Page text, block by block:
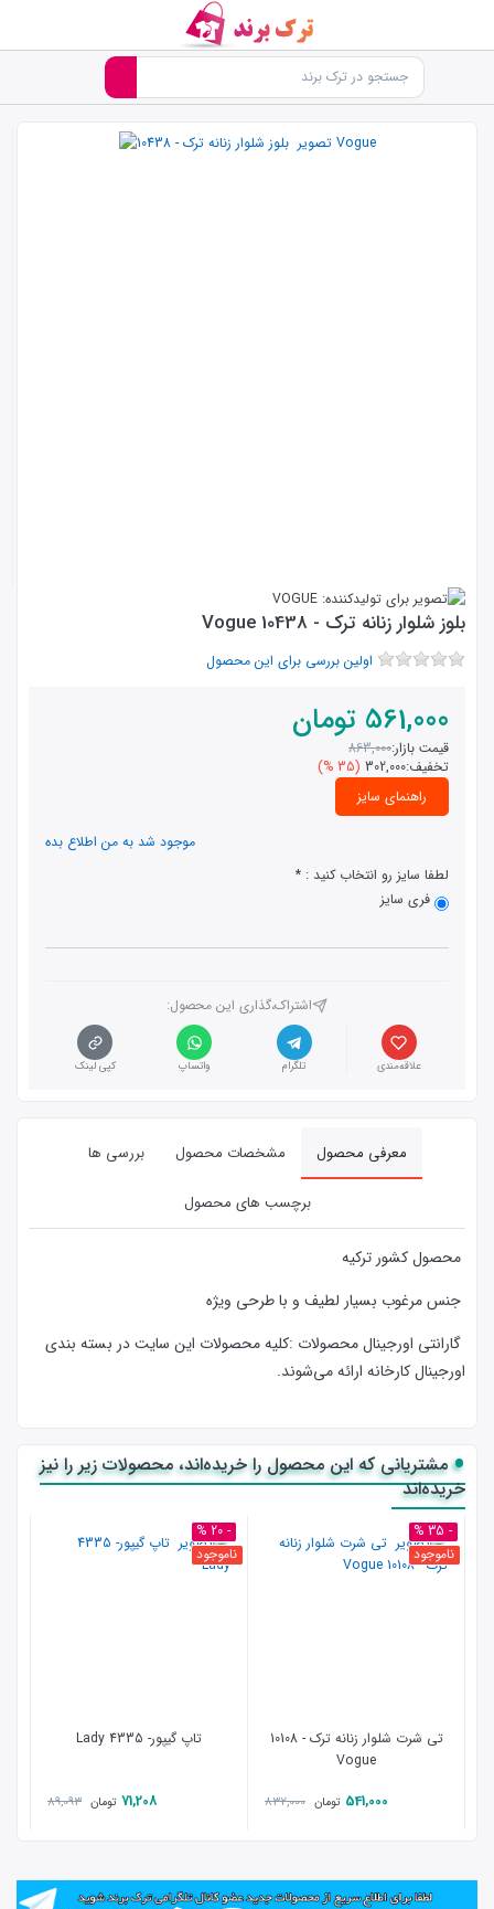
بلوز شلوار زنانه ترک - 10438 Vogue
اولین بررسی برای این محصول
561,000 تومان
قیمت بازار:863,000
تخفیف:302,000
(35 %)
راهنمای سایز
موجود شد به من اطلاع بده
لطفا سایز رو انتخاب کنید :
فری سایز
اشتراک،گذاری این محصول‌:
علاقه‌مندی تلگرام واتساپ کپی لینک
معرفی محصول مشخصات محصول بررسی ها
برچسب های محصول
محصول کشور ترکیه
جنس مرغوب بسیار لطیف و با طرحی ویژه
گارانتی اورجینال محصولات :كليه محصولات این سایت در بسته بندی
اورجینال کارخانه ارائه‌‌ می‌شوند.
مشتریانی که این محصول را خریده‌اند، محصولات زیر را نیز
خریده‌اند
- 35 %
ناموجود
تی شرت شلوار زنانه ترک - 10108
Vogue
541,000 تومان 832,000
- 20 %
ناموجود
تاپ گیپور- 4335 Lady
71,208 تومان 89,093